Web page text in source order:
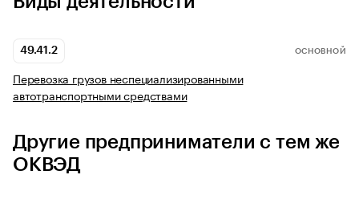
49.41.2 ОСНОВНОЙ
Перевозка грузов неспециализированными
автотранспортными средствами
Другие предприниматели с тем же
ОКВЭД